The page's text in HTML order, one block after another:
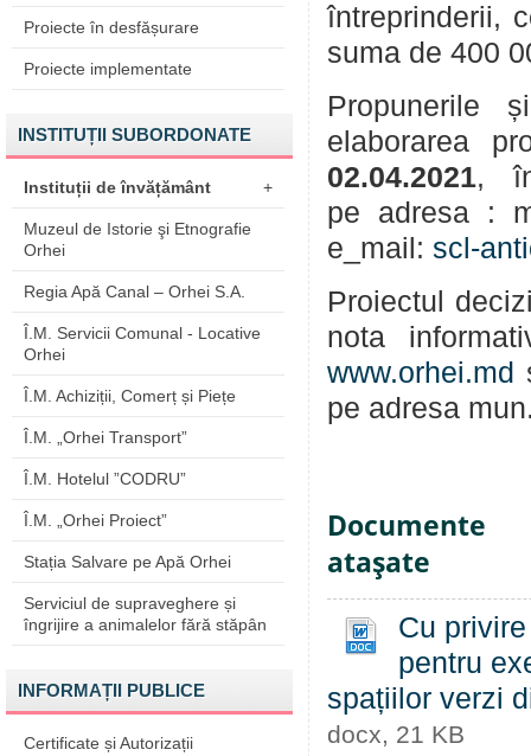
Proiecte în desfășurare
Proiecte implementate
INSTITUȚII SUBORDONATE
Instituții de învățământ +
Muzeul de Istorie şi Etnografie
Orhei
Regia Apă Canal – Orhei S.A.
Î.M. Servicii Comunal - Locative
Orhei
Î.M. Achiziții, Comerț și Piețe
Î.M. „Orhei Transport”
Î.M. Hotelul ”CODRU”
Î.M. „Orhei Proiect”
Stația Salvare pe Apă Orhei
Serviciul de supraveghere și
îngrijire a animalelor fără stăpân
INFORMAȚII PUBLICE
Certificate și Autorizații
întreprinderii,
suma de 400
Propunerile
elaborarea
02.04.2021, în
pe adresa :
e_mail: scl-
Proiectul
nota
www.orhei.md
pe adresa
Documente
ataşate
Cu
pentru
spațiilor verzi
docx, 21 KB